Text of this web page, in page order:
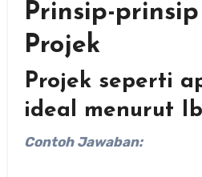
Prinsip-
Projek
Projek seperti
ideal menurut
Contoh Jawaban: